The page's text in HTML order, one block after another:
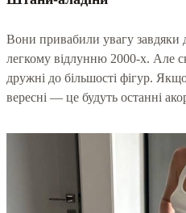
Вони привабили увагу завдяки
легкому відлунню 2000-х. Але
дружні до більшості фігур.
вересні — це будуть останні